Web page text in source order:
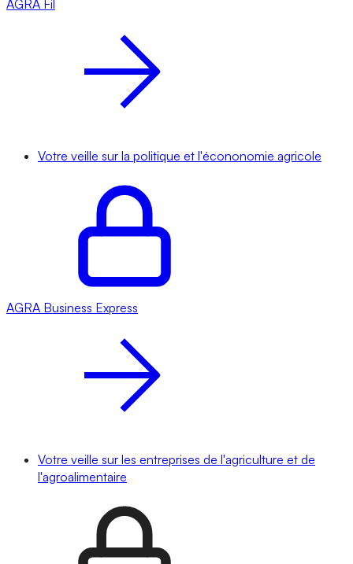
AGRA Fil
Votre veille sur la politique et l'écononomie agricole
AGRA Business Express
Votre veille sur les entreprises de l'agriculture et de
l'agroalimentaire